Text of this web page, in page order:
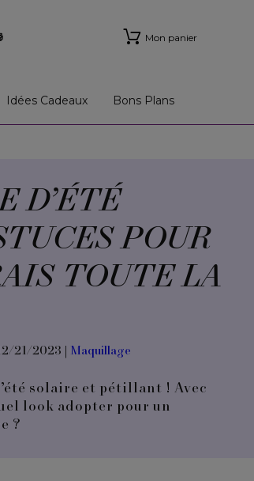
Mon panier
Idées Cadeaux Bons Plans
D’ÉTÉ
POUR
TOUTE LA
21/2023 | Maquillage
solaire et pétillant ! Avec
look adopter pour un
?